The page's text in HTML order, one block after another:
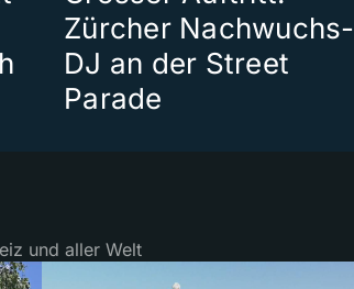
Zürcher Nachwuchs-
DJ an der Street
Parade
und aller Welt